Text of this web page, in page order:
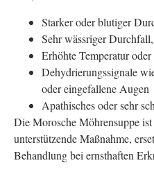
Starker oder blutiger
Sehr wässriger
Erhöhte Temperatur
Dehydrierungssignale
oder eingefallene Augen
Apathisches oder sehr
Die Morosche Möhrensuppe
unterstützende Maßnahme,
Behandlung bei ernsthaften